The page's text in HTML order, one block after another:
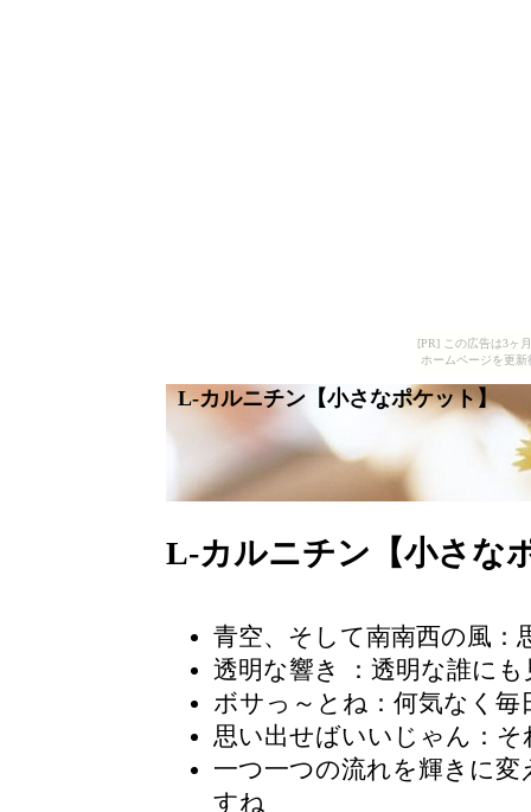
[PR] この広告は3ヶ
ホームページを更
L-カルニチン【小さなポケット】
L-カルニチン【小さな
青空、そして南南西の風
透明な響き
：透明な誰に
ボサっ～とね：何気なく
思い出せばいいじゃん：
一つ一つの流れを輝きに
すね